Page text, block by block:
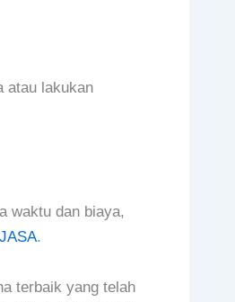
atau lakukan
waktu dan biaya,
.
terbaik yang telah